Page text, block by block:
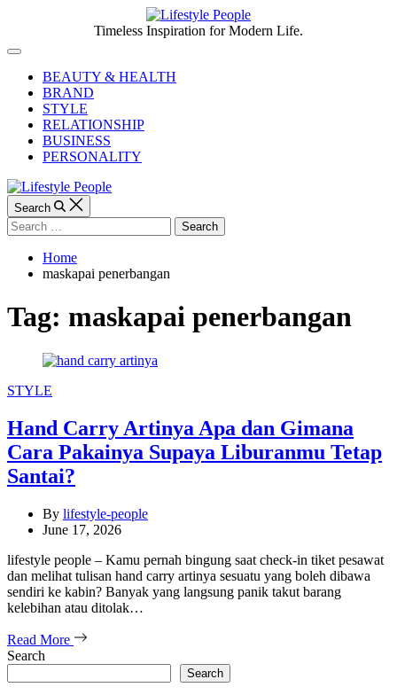
content
People
Timeless Inspiration for Modern Life.
Off
CanvasBEAUTY & HEALTH
BRAND
STYLE
RELATIONSHIP
BUSINESS
PERSONALITY
Search
Search
for:
Home
maskapai penerbangan
Tag: maskapai penerbangan
Categories
STYLE
Hand Carry Artinya Apa dan Gimana
Cara Pakainya Supaya Liburanmu Tetap
Santai?
By lifestyle-people
June 17, 2026
lifestyle people – Kamu pernah bingung saat check-in tiket pesawat
dan melihat tulisan hand carry artinya sesuatu yang boleh dibawa
sendiri ke kabin? Banyak yang langsung panik takut barang
kelebihan atau ditolak…
Read More
Search
Search